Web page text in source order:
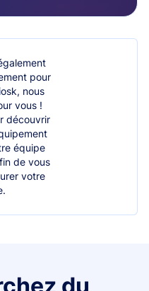
pour
nous
vous !
découvrir
équipe
de vous
votre